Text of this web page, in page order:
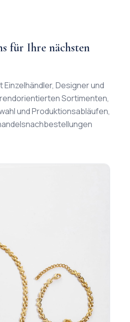
für Ihre nächsten
Designer und
Sortimenten,
und Produktionsabläufen,